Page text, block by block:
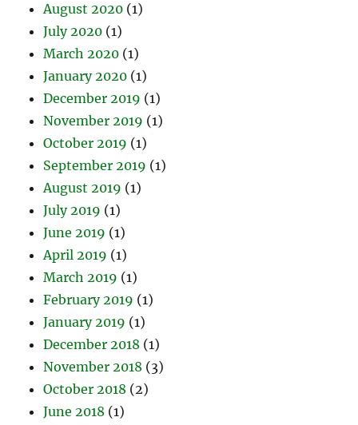
August 2020 (1)
July 2020 (1)
March 2020 (1)
January 2020 (1)
December 2019 (1)
November 2019 (1)
October 2019 (1)
September 2019 (1)
August 2019 (1)
July 2019 (1)
June 2019 (1)
April 2019 (1)
March 2019 (1)
February 2019 (1)
January 2019 (1)
December 2018 (1)
November 2018 (3)
October 2018 (2)
June 2018 (1)